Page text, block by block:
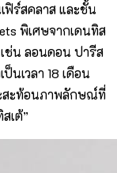
ฟิร์สคลาส และชั้น
พิเศษจากเดนทิส
ช่น ลอนดอน ปารีส
นเวลา 18 เดือน
สะท้อนภาพลักษณ์ที่
เต้”